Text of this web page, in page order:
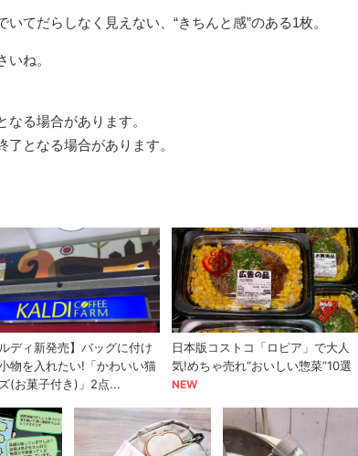
てだらしなく見えない、“きちんと感”のある1枚。
ね。
る場合があります。
となる場合があります。